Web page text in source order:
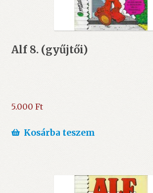
Alf 8. (gyűjtői)
5.000 Ft
Kosárba teszem